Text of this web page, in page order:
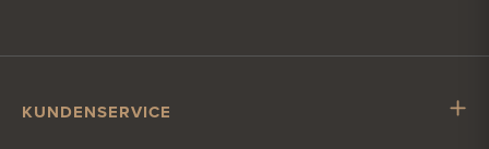
Stellenangebote
KUNDENSERVICE